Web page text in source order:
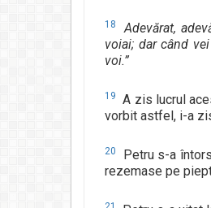
18
Adevărat,
voiai; dar când
voi.”
19
A zis lucrul
vorbit astfel, i-a
20
Petru s-a
rezemase pe